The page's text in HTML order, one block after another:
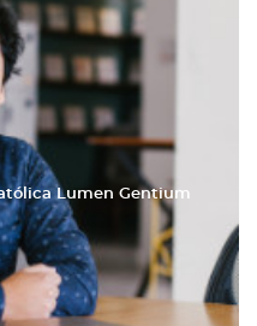
Lumen Gentium